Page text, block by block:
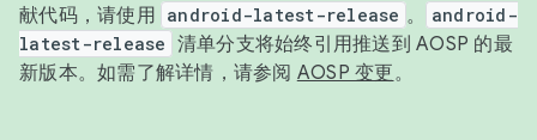
献代码，请使用 android-latest-release 。
android-
latest-release 清单分支将始终引用推送到 AOSP 的最
新版本。如需了解详情，请参阅 AOSP 变更。